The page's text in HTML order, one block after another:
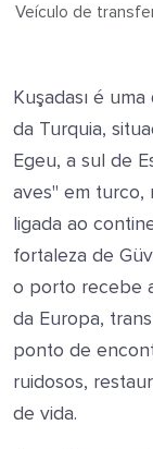
Veículo de
Kuşadası é
da Turquia,
Egeu, a sul de
aves" em turco,
ligada ao
fortaleza de
o porto recebe
da Europa,
ponto de
ruidosos,
de vida.